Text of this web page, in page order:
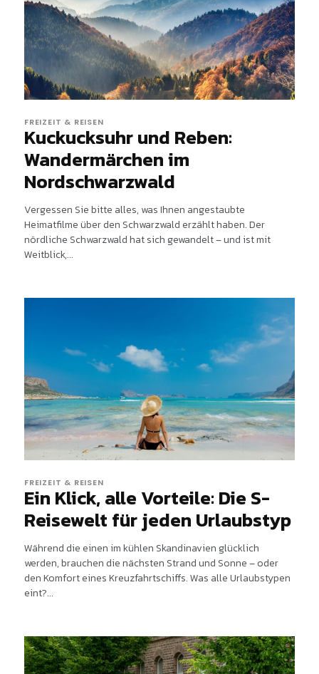
FREIZEIT & REISEN
Kuckucksuhr und Reben:
Wandermärchen im
Nordschwarzwald
Vergessen Sie bitte alles, was Ihnen angestaubte
Heimatfilme über den Schwarzwald erzählt haben. Der
nördliche Schwarzwald hat sich gewandelt – und ist mit
Weitblick,...
FREIZEIT & REISEN
Ein Klick, alle Vorteile: Die S-
Reisewelt für jeden Urlaubstyp
Während die einen im kühlen Skandinavien glücklich
werden, brauchen die nächsten Strand und Sonne – oder
den Komfort eines Kreuzfahrtschiffs. Was alle Urlaubstypen
eint?...